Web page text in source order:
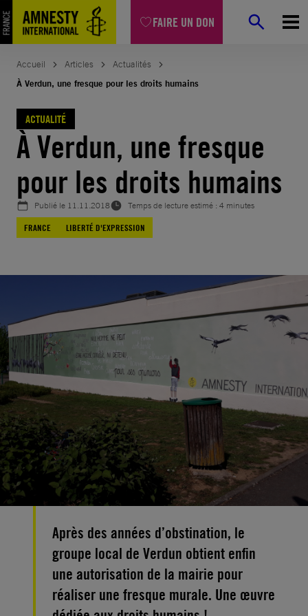
FAIRE UN DON
Aller
au
contenu
Accueil Articles
Actualités
À Verdun, une fresque pour les droits humains
ACTUALITÉ
À Verdun, une fresque
pour les droits humains
Publié le 11.11.2018
Temps de lecture estimé : 4 minutes
FRANCE
LIBERTÉ D'EXPRESSION
Après des années d’obstination, le
groupe local de Verdun obtient enfin
une autorisation de la mairie pour
réaliser une fresque murale. Une œuvre